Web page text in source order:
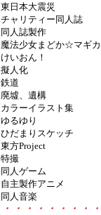
東日本大震災
チャリティー同人誌
同人誌製作
魔法少女まどか☆マギカ
けいおん！
擬人化
鉄道
廃墟、遺構
カラーイラスト集
ゆるゆり
ひだまりスケッチ
東方Project
特撮
同人ゲーム
自主製作アニメ
同人音楽
・・・・・・・・